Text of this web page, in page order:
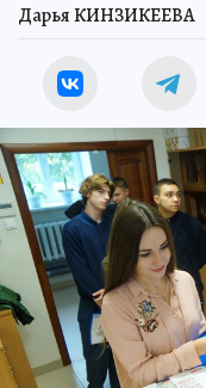
Дарья КИНЗИКЕЕВА